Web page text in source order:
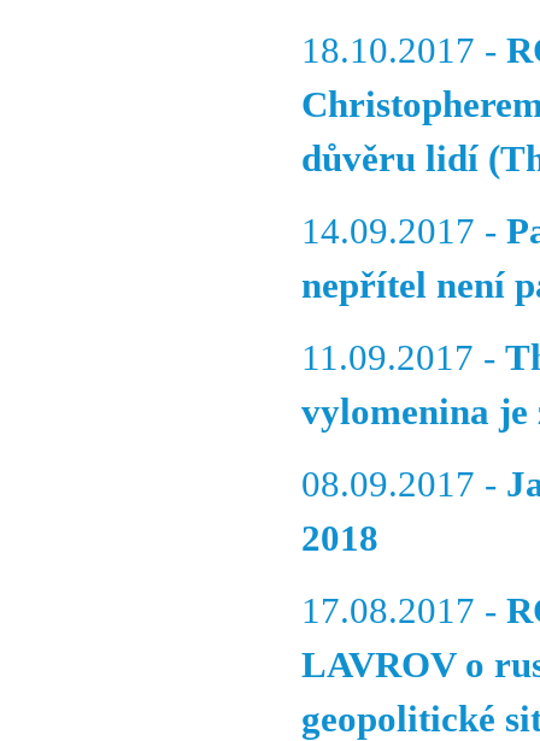
18.10.2017 -
důvěru lidí
14.09.2017 -
nepřítel není
11.09.2017 -
vylomenina
08.09.2017 -
2018
17.08.2017 -
LAVROV o
geopolitické